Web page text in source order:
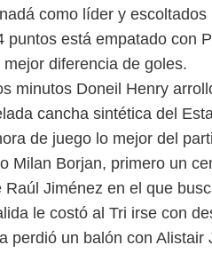
como líder y
puntos está empatado con
diferencia de goles.
minutos Doneil Henry
cancha sintética del
de juego lo mejor del
Milan Borjan, primero un
Jiménez en el que
le costó al Tri irse con
perdió un balón con Alistair